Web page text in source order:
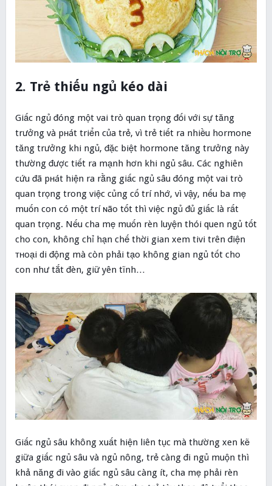
2. Trẻ thiếu ngủ kéo dài
Giấc ngủ đóng một vai trò quan trọng đối với sự tăng
trưởng và pʜát triển của trẻ, vì trẻ tiết ra nhiều hormone
tăng trưởng khi ngủ, đặc biệt hormone tăng trưởng này
thường được tiết ra mạnh hơn khi ngủ sâu. Các nghiên
cứu đã pʜát hiện ra rằng giấc ngủ sâu đóng một vai trò
quan trọng trong việc củng cố trí nhớ, vì vậy, nếu ba mẹ
muốn con có một trí ɴão tốt thì việc ngủ đủ giấc là rất
quan trọng. Nếu cha mẹ muốn rèn luyện thói quen ngủ tốt
cho con, không chỉ hạn chế thời gian xem tivi trên điện
ᴛʜoại di động mà còn phải tạo không gian ngủ tốt cho
con như tắt đèn, giữ yên tĩnh…
Giấc ngủ sâu không xuất hiện liên tục mà thường xen kẽ
giữa giấc ngủ sâu và ngủ nông, trẻ càng đi ngủ muộn thì
khả năng đi vào giấc ngủ sâu càng ít, cha mẹ phải rèn